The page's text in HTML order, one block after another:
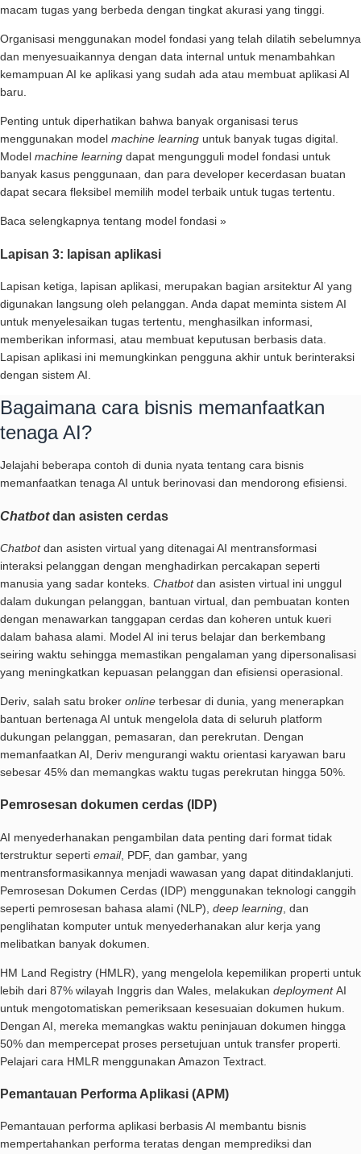
macam tugas yang berbeda dengan tingkat akurasi yang tinggi.
Organisasi menggunakan model fondasi yang telah dilatih sebelumnya
dan menyesuaikannya dengan data internal untuk menambahkan
kemampuan AI ke aplikasi yang sudah ada atau membuat aplikasi AI
baru.
Penting untuk diperhatikan bahwa banyak organisasi terus
menggunakan model machine learning untuk banyak tugas digital.
Model machine learning dapat mengungguli model fondasi untuk
banyak kasus penggunaan, dan para developer kecerdasan buatan
dapat secara fleksibel memilih model terbaik untuk tugas tertentu.
Baca selengkapnya tentang model fondasi »
Lapisan 3: lapisan aplikasi
Lapisan ketiga, lapisan aplikasi, merupakan bagian arsitektur AI yang
digunakan langsung oleh pelanggan. Anda dapat meminta sistem AI
untuk menyelesaikan tugas tertentu, menghasilkan informasi,
memberikan informasi, atau membuat keputusan berbasis data.
Lapisan aplikasi ini memungkinkan pengguna akhir untuk berinteraksi
dengan sistem AI.
Bagaimana cara bisnis memanfaatkan
tenaga AI?
Jelajahi beberapa contoh di dunia nyata tentang cara bisnis
memanfaatkan tenaga AI untuk berinovasi dan mendorong efisiensi.
Chatbotdan asisten cerdas
Chatbotdan asisten virtual yang ditenagai AI mentransformasi
interaksi pelanggan dengan menghadirkan percakapan seperti
manusia yang sadar konteks. Chatbotdan asisten virtual ini unggul
dalam dukungan pelanggan, bantuan virtual, dan pembuatan konten
dengan menawarkan tanggapan cerdas dan koheren untuk kueri
dalam bahasa alami. Model AI ini terus belajar dan berkembang
seiring waktu sehingga memastikan pengalaman yang dipersonalisasi
yang meningkatkan kepuasan pelanggan dan efisiensi operasional.
Deriv , salah satu broker online terbesar di dunia, yang menerapkan
bantuan bertenaga AI untuk mengelola data di seluruh platform
dukungan pelanggan, pemasaran, dan perekrutan. Dengan
memanfaatkan AI, Deriv mengurangi waktu orientasi karyawan baru
sebesar 45% dan memangkas waktu tugas perekrutan hingga 50%.
Pemrosesan dokumen cerdas (IDP)
AI menyederhanakan pengambilan data penting dari format tidak
terstruktur seperti email, PDF, dan gambar, yang
mentransformasikannya menjadi wawasan yang dapat ditindaklanjuti.
Pemrosesan Dokumen Cerdas (IDP) menggunakan teknologi canggih
seperti pemrosesan bahasa alami (NLP), deep learning , dan
penglihatan komputer untuk menyederhanakan alur kerja yang
melibatkan banyak dokumen.
HM Land Registry (HMLR) , yang mengelola kepemilikan properti untuk
lebih dari 87% wilayah Inggris dan Wales, melakukan deploymentAI
untuk mengotomatiskan pemeriksaan kesesuaian dokumen hukum.
Dengan AI, mereka memangkas waktu peninjauan dokumen hingga
50% dan mempercepat proses persetujuan untuk transfer properti.
Pelajari cara HMLR menggunakan Amazon Textract.
Pemantauan Performa Aplikasi (APM)
Pemantauan performa aplikasi berbasis AI membantu bisnis
mempertahankan performa teratas dengan memprediksi dan